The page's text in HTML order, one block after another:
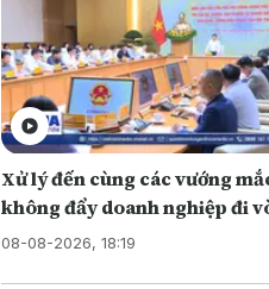
Xử lý đến cùng các vướng
không đẩy doanh nghiệp đi
08-08-2026, 18:19